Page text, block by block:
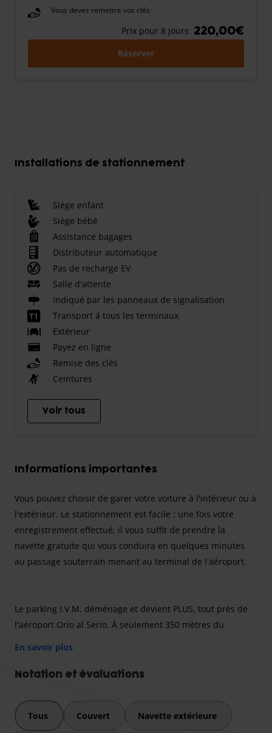
Vous devez remettre vos clés
Prix pour 8 jours 220,00€
Réserver
Installations de stationnement
Siège enfant
Siège bébé
Assistance bagages
Distributeur automatique
Pas de recharge EV
Salle d'attente
Indiqué par les panneaux de signalisation
Transport á tous les terminaux
Extérieur
Payez en ligne
Remise des clés
Ceintures
Voir tous
Informations importantes
Vous pouvez choisir de garer votre voiture à l'intérieur ou à
l'extérieur. Le stationnement est facile : une fois votre
enregistrement effectué, il vous suffit de prendre la
navette gratuite qui vous conduira en quelques minutes
au passage souterrain menant au terminal de l'aéroport.
Le parking I.V.M. déménage et devient PLUS, tout près de
l'aéroport Orio al Serio. À seulement 350 mètres du
expérience dans le secteur aéroportuaire, le parking I.V.M.
Orio al Serio. Stationner est simple : après votre
enregistrement auprès de notre personnel, prenez la
En savoir plus
Notation et évaluations
Tous Couvert Navette extérieure